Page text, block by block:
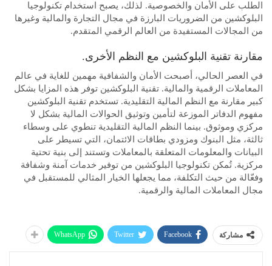
الطلب على الأمان والخصوصية. لذلك، يصبح استخدام تكنولوجيا
البلوكشين من الضروريات البارزة في مجال التجارة والمالية وغيرها
من المجالات المستفيدة من العالم الرقمي المتقدم.
مقارنة تقنية البلوكشين مع النظم الأخرى.
في العصر الحالي، أصبحت الأمان والشفافية مهمين للغاية في عالم
المعاملات الرقمية والمالية. تقنية البلوكشين توفر هذه المزايا بشكل
كبير مقارنة مع النظم المالية التقليدية. تستخدم تقنية البلوكشين
مفهوم الدفاتر الموزعة لتأمين وتوثيق الحوالات المالية بشكل لا
مركزي وموثوق. بينما النظم المالية التقليدية تنطوي على وسطاء
ثالثة، مثل البنوك ومزودي بطاقات الائتمان، التي تسيطر على
البيانات والمعلومات المتعلقة بالمعاملات وتستند إلى بنية تحتية
مركزية. تُمكن تكنولوجيا البلوكشين من توفير خدمات آمنة وشفافة
وفعّالة من حيث التكلفة، مما يجعلها الخيار المثالي للمستقبل في
مجال المعاملات المالية والرقمية.
مشاركة Facebook
Twitter
WhatsApp